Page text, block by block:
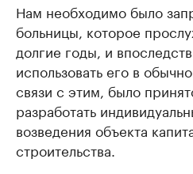
Нам необходимо было
больницы, которое
долгие годы, и
использовать его в
связи с этим, было
разработать
возведения объекта
строительства.